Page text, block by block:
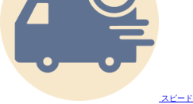
スピード